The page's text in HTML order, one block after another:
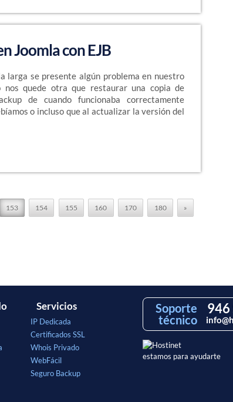
Joomla con EJB
larga se presente algún problema en nuestro
quede otra que restaurar una copia de
de cuando funcionaba correctamente
o incluso que al actualizar la versión del
153 154 155 160 170 180 »
Servicios
IP Dedicada
Certificados SSL
Whois Privado
WebFácil
Seguro Backup
Soporte
técnico
946
estamos para ayudarte